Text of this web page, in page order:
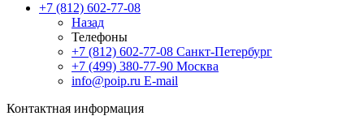
+7 (812) 602-77-08
Назад
Телефоны
+7 (812) 602-77-08 Санкт-Петербург
+7 (499) 380-77-90 Москва
info@poip.ru E-mail
Контактная информация